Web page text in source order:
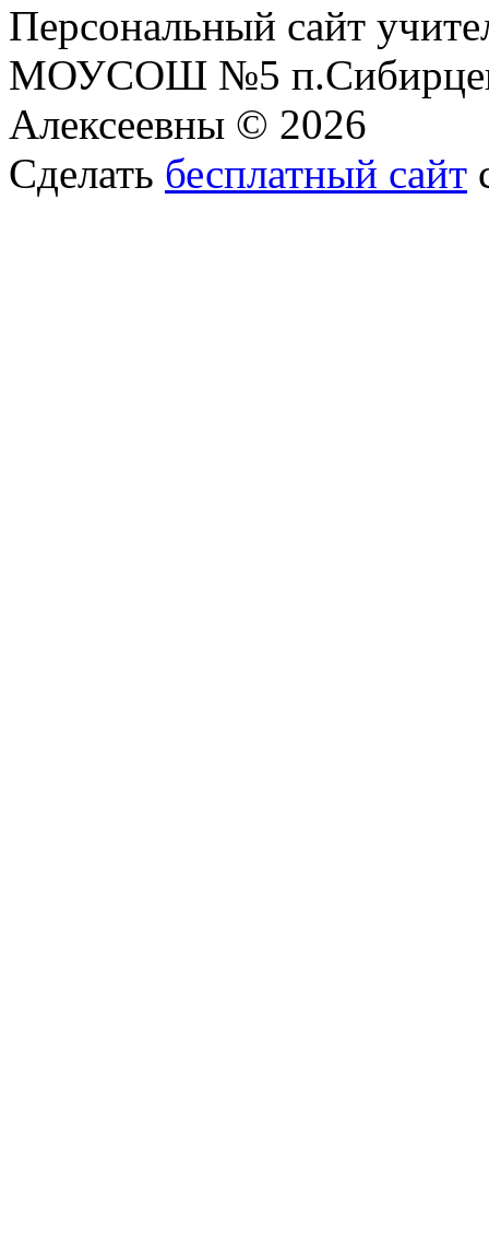
Персональный сайт
МОУСОШ №5
Алексеевны © 2026
Сделать бесплатный сайт